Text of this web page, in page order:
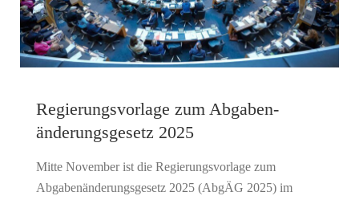
Regierungsvorlage zum Abgaben­
änderungs­gesetz 2025
Mitte November ist die Regierungsvorlage zum
Abgabenänderungsgesetz 2025 (AbgÄG 2025) im